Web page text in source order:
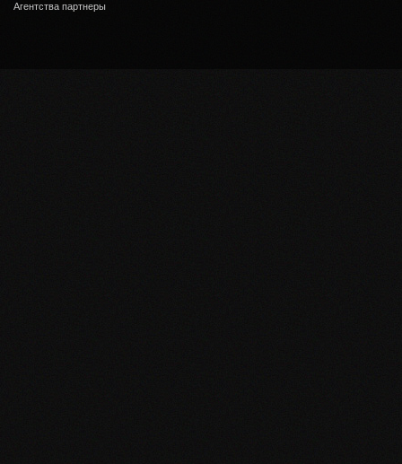
Агентства партнеры